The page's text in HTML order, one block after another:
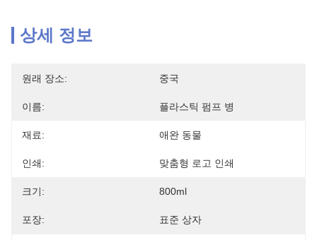
상세 정보
원래 장소: 중국
이름: 플라스틱 펌프 병
재료: 애완 동물
인쇄: 맞춤형 로고 인쇄
크기: 800ml
포장: 표준 상자